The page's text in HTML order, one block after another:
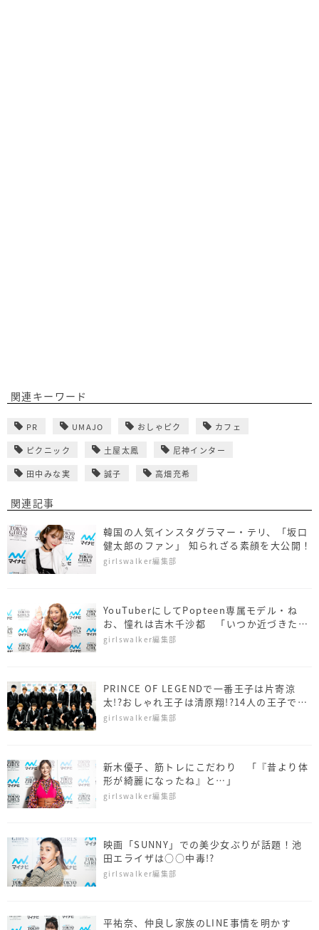
関連キーワード
PR UMAJO おしゃピク カフェ
ピクニック 土屋太鳳 尼神インター
田中みな実 誠子 高畑充希
関連記事
韓国の人気インスタグラマー・テリ、「坂口
健太郎のファン」 知られざる素顔を大公開！
girlswalker編集部
YouTuberにしてPopteen専属モデル・ね
お、憧れは吉木千沙都 「いつか近づきた
い」
girlswalker編集部
PRINCE OF LEGENDで一番王子は片寄涼
太!?おしゃれ王子は清原翔!?14人の王子で
○○な人ゲーム
girlswalker編集部
新木優子、筋トレにこだわり 「『昔より体
形が綺麗になったね』と…」
girlswalker編集部
映画「SUNNY」での美少女ぶりが話題！池
田エライザは○○中毒!?
girlswalker編集部
平祐奈、仲良し家族のLINE事情を明かす